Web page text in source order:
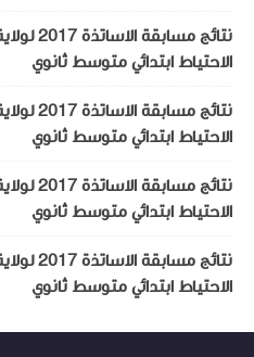
نتائج
الاحتياط ابتدائي متوسط ثانوي
نتائج
الاحتياط ابتدائي متوسط ثانوي
نتائج
الاحتياط ابتدائي متوسط ثانوي
نتائج
الاحتياط ابتدائي متوسط ثانوي